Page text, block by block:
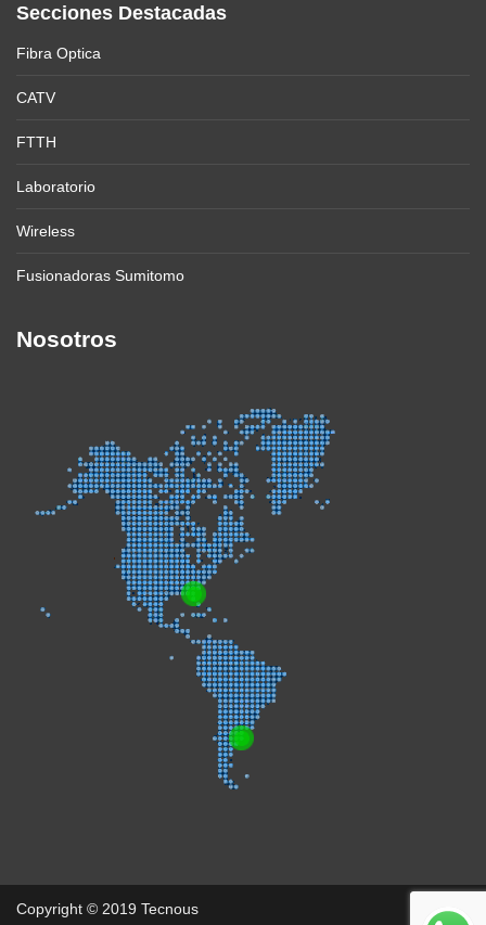
Secciones Destacadas
Fibra Optica
CATV
FTTH
Laboratorio
Wireless
Fusionadoras Sumitomo
Nosotros
Copyright © 2019 Tecnous